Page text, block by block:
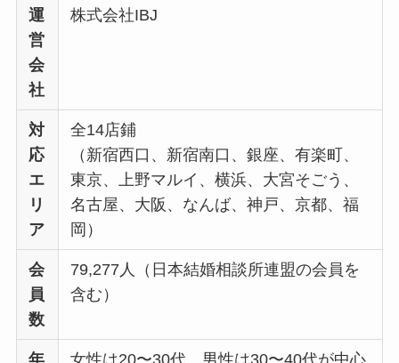
運
営
会
社
株式会社IBJ
対
応
エ
リ
ア
全14店鋪
（新宿西口、新宿南口、銀座、有楽町、
東京、上野マルイ、横浜、大宮そごう、
名古屋、大阪、なんば、神戸、京都、福
岡）
会
員
数
79,277人（日本結婚相談所連盟の会員を
含む）
年
女性は20〜30代、男性は30〜40代が中心